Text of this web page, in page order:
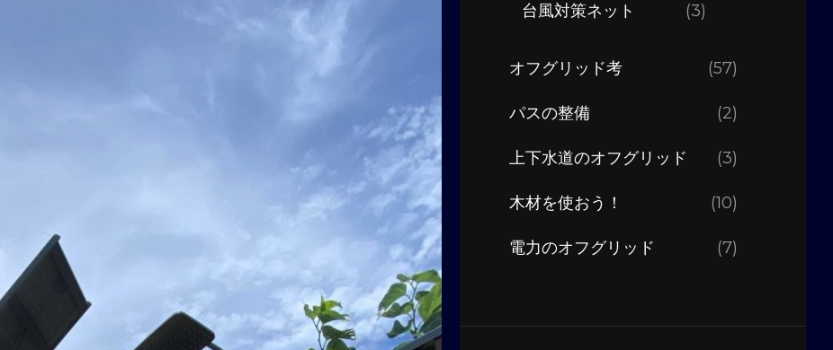
台風対策ネット
(3)
オフグリッド考 (57)
パスの整備 (2)
上下水道のオフグリッド (3)
木材を使おう！ (10)
電力のオフグリッド (7)